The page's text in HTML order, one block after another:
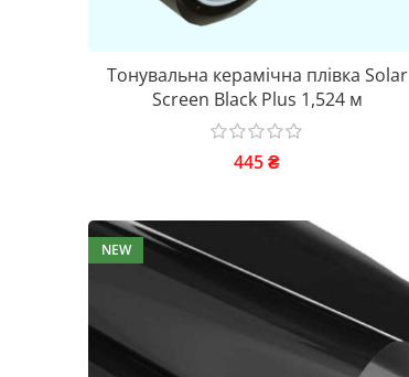
Тонувальна керамічна плівка Solar
Screen Black Plus 1,524 м
445₴
NEW